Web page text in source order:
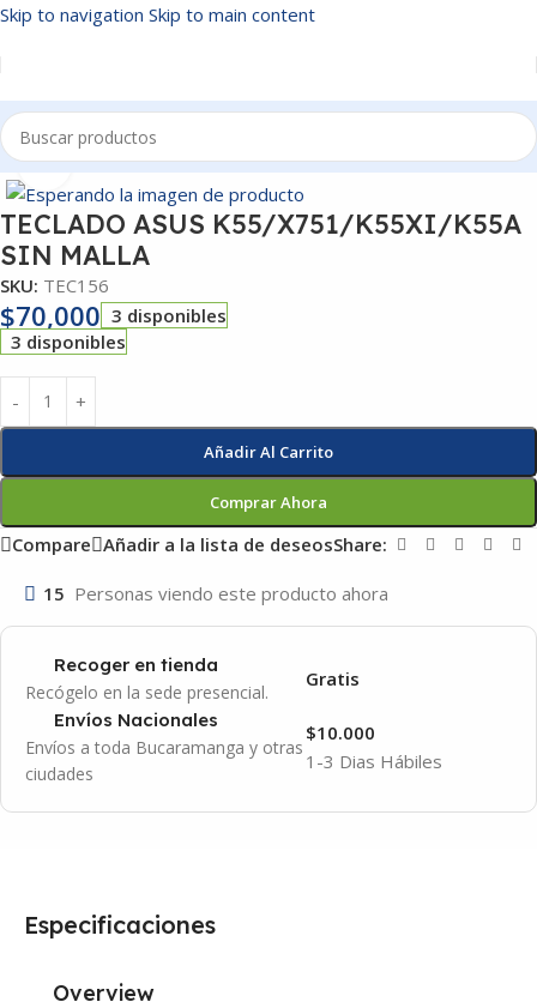
Skip to navigation Skip to main content
Inicio/TECLADOS
Click to enlarge
TECLADO ASUS K55/X751/K55XI/K55A
SIN MALLA
SKU: TEC156
$70,000 3 disponibles
3 disponibles
Añadir Al Carrito
Comprar Ahora
Compare Añadir a la lista de deseosShare:
15 Personas viendo este producto ahora
Recoger en tienda
Recógelo en la sede presencial.
Gratis
Envíos Nacionales
Envíos a toda Bucaramanga y otras
ciudades
1-3 Dias Hábiles
$10.000
Especificaciones
Overview